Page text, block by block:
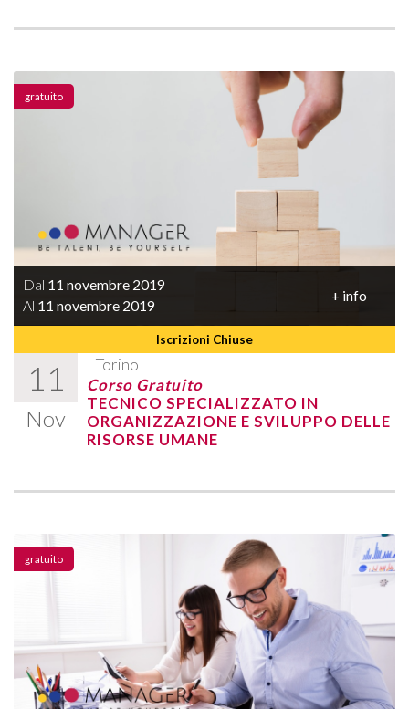
Iscrizioni Chiuse
Dal 11 novembre 2019
Al 11 novembre 2019
+ info
11
Nov
Torino
gratuito
Corso Gratuito
TECNICO SPECIALIZZATO IN
ORGANIZZAZIONE E SVILUPPO DELLE
RISORSE UMANE
gratuito